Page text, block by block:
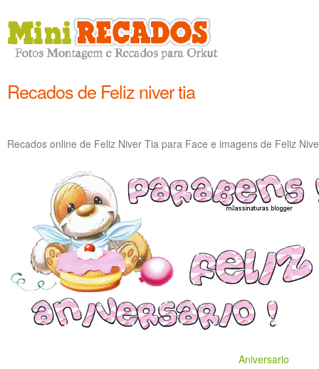
Recados de Feliz niver tia
Recados online de Feliz Niver Tia para Face e imagens de Feliz
Aniversario